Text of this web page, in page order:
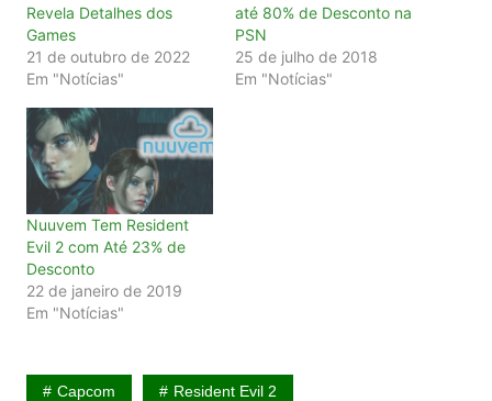
Revela Detalhes dos
Games
21 de outubro de 2022
Em "Notícias"
até 80% de Desconto na
PSN
25 de julho de 2018
Em "Notícias"
Nuuvem Tem Resident
Evil 2 com Até 23% de
Desconto
22 de janeiro de 2019
Em "Notícias"
Capcom Resident Evil 2